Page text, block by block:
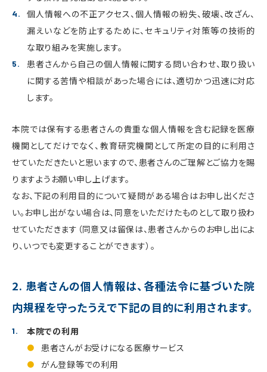
個人情報への不正アクセス、個人情報の紛失、破壊、改ざん、
漏えいなどを防止するために、セキュリティ対策等の技術的
な取り組みを実施します。
患者さんから自己の個人情報に関する問い合わせ、取り扱い
に関する苦情や相談があった場合には、適切かつ迅速に対応
します。
本院では保有する患者さんの貴重な個人情報を含む記録を医療
機関としてだけでなく、教育研究機関として所定の目的に利用さ
せていただきたいと思いますので、患者さんのご理解とご協力を賜
りますようお願い申し上げます。
なお、下記の利用目的について疑問がある場合はお申し出くださ
い。お申し出がない場合は、同意をいただけたものとして取り扱わ
せていただきます（同意又は留保は、患者さんからのお申し出によ
り、いつでも変更することができます）。
2. 患者さんの個人情報は、各種法令に基づいた院
内規程を守ったうえで下記の目的に利用されます。
本院での利用
患者さんがお受けになる医療サービス
がん登録等での利用